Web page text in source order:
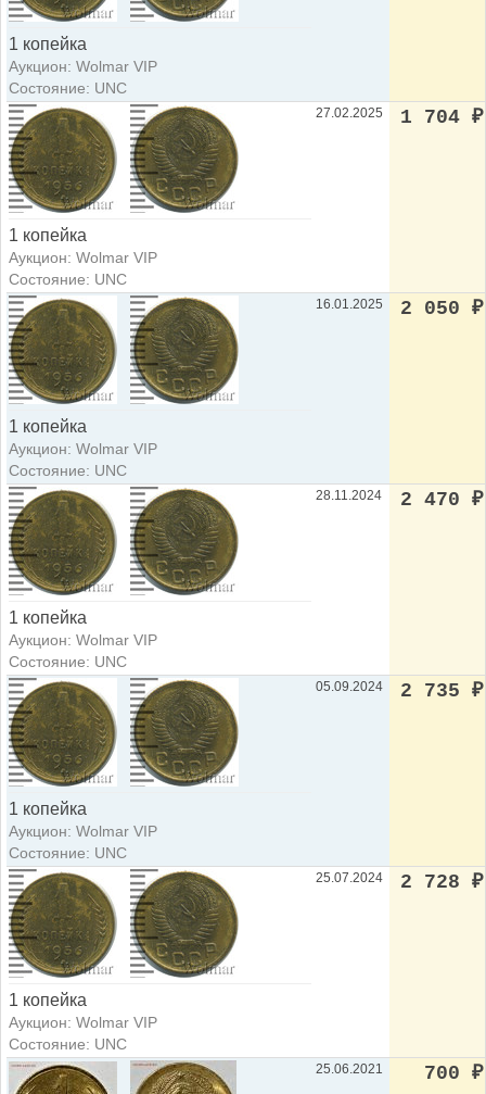
1 копейка
Аукцион: Wolmar VIP
Состояние: UNC
1 копейка
Аукцион: Wolmar VIP
Состояние: UNC
27.02.2025 1 704 ₽
1 копейка
Аукцион: Wolmar VIP
Состояние: UNC
16.01.2025 2 050 ₽
1 копейка
Аукцион: Wolmar VIP
Состояние: UNC
28.11.2024 2 470 ₽
1 копейка
Аукцион: Wolmar VIP
Состояние: UNC
05.09.2024 2 735 ₽
1 копейка
Аукцион: Wolmar VIP
Состояние: UNC
25.07.2024 2 728 ₽
25.06.2021 700 ₽